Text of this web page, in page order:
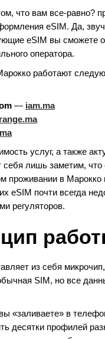
что вам все-равно?
eSIM. Да,
eSIM вы сможете
оператора.
работают
— iam.ma
услуг, а также
лишь заметим,
проживании в
eSIM почти всегда
регуляторов.
из себя
SIM, но все
«заливаете» в
десятки профилей